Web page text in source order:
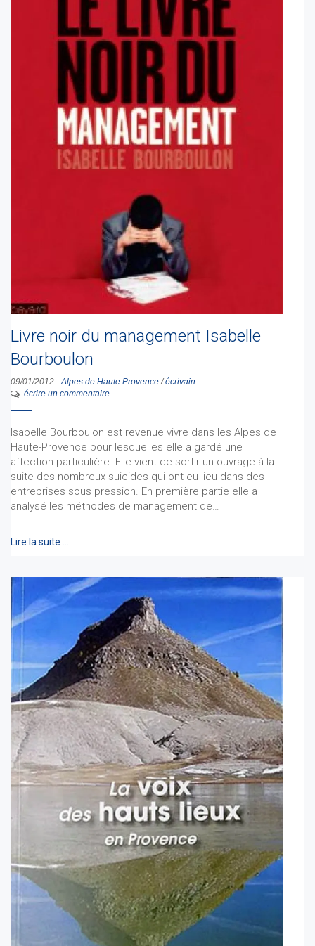
Livre noir du management Isabelle
Bourboulon
09/01/2012 -Alpes de Haute Provence/écrivain -
écrire un commentaire
Isabelle Bourboulon est revenue vivre dans les Alpes de
Haute-Provence pour lesquelles elle a gardé une
affection particulière. Elle vient de sortir un ouvrage à la
suite des nombreux suicides qui ont eu lieu dans des
entreprises sous pression. En première partie elle a
analysé les méthodes de management de…
Lire la suite …